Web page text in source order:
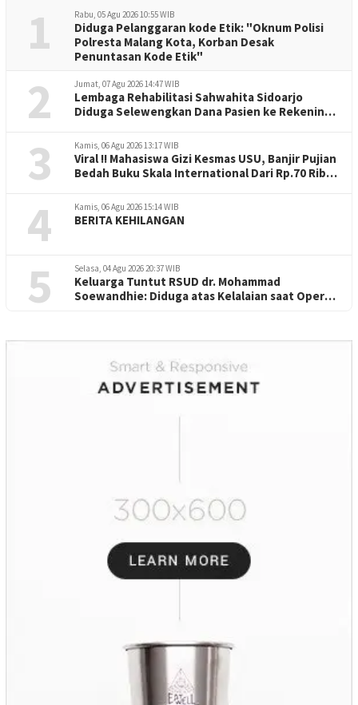
1 Rabu, 05 Agu 2026 10:55 WIB
Diduga Pelanggaran kode Etik: "Oknum Polisi
Polresta Malang Kota, Korban Desak
Penuntasan Kode Etik"
2 Jumat, 07 Agu 2026 14:47 WIB
Lembaga Rehabilitasi Sahwahita Sidoarjo
Diduga Selewengkan Dana Pasien ke Rekening
3 Kamis, 06 Agu 2026 13:17 WIB
Viral !! Mahasiswa Gizi Kesmas USU, Banjir Pujian
Bedah Buku Skala International Dari Rp.70 Ribu
4 Kamis, 06 Agu 2026 15:14 WIB
BERITA KEHILANGAN
5 Selasa, 04 Agu 2026 20:37 WIB
Keluarga Tuntut RSUD dr. Mohammad
Soewandhie: Diduga atas Kelalaian saat Operasi